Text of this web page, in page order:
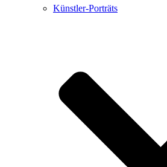
Künstler-Porträts